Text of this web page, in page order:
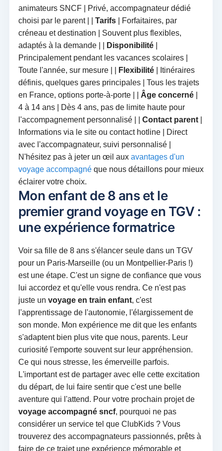
animateurs SNCF | Privé, accompagnateur dédié
choisi par le parent | | Tarifs| Forfaitaires, par
créneau et destination | Souvent plus flexibles,
adaptés à la demande | |
Disponibilité|
Principalement pendant les vacances scolaires |
Toute l'année, sur mesure | |
Flexibilité| Itinéraires
définis, quelques gares principales | Tous les trajets
en France, options porte-à-porte | | Âge concerné|
4 à 14 ans | Dès 4 ans, pas de limite haute pour
l'accompagnement personnalisé | | Contact parent|
Informations via le site ou contact hotline | Direct
avec l'accompagnateur, suivi personnalisé |
N'hésitez pas à jeter un œil aux avantages d'un
voyage accompagnéque nous détaillons pour mieux
éclairer votre choix.
Mon enfant de 8 ans et le
premier grand voyage en TGV :
une expérience formatrice
Voir sa fille de 8 ans s'élancer seule dans un TGV
pour un Paris-Marseille (ou un Montpellier-Paris !)
est une étape. C'est un signe de confiance que vous
lui accordez et qu'elle vous rendra. Ce n'est pas
juste un voyage en train enfant, c'est
l'apprentissage de l'autonomie, l'élargissement de
son monde. Mon expérience me dit que les enfants
s'adaptent bien plus vite que nous, parents. Leur
curiosité l'emporte souvent sur leur appréhension.
Ce qui nous stresse, les émerveille parfois.
L'important est de partager avec elle cette excitation
du départ, de lui faire sentir que c'est une belle
aventure qui l'attend. Pour votre prochain projet de
voyage accompagné sncf, pourquoi ne pas
considérer un service tel que ClubKids ? Vous
trouverez des accompagnateurs passionnés, prêts à
faire de ce trajet une expérience mémorable et